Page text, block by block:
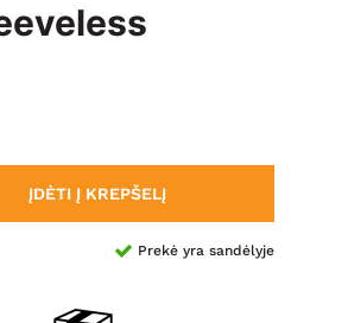
ĮDĖTI Į KREPŠELĮ
Prekė yra sandėlyje